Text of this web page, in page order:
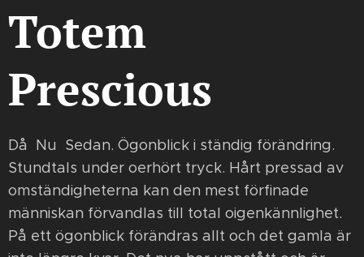
Totem
Prescious
Då Nu Sedan. Ögonblick i ständig förändring.
Stundtals under oerhört tryck. Hårt pressad av
omständigheterna kan den mest förfinade
människan förvandlas till total oigenkännlighet.
På ett ögonblick förändras allt och det gamla är